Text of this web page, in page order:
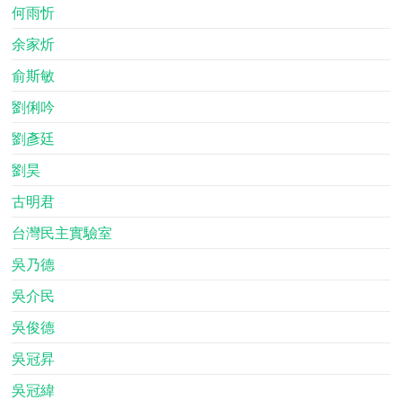
何雨忻
余家炘
俞斯敏
劉俐吟
劉彥廷
劉昊
古明君
台灣民主實驗室
吳乃德
吳介民
吳俊德
吳冠昇
吳冠緯